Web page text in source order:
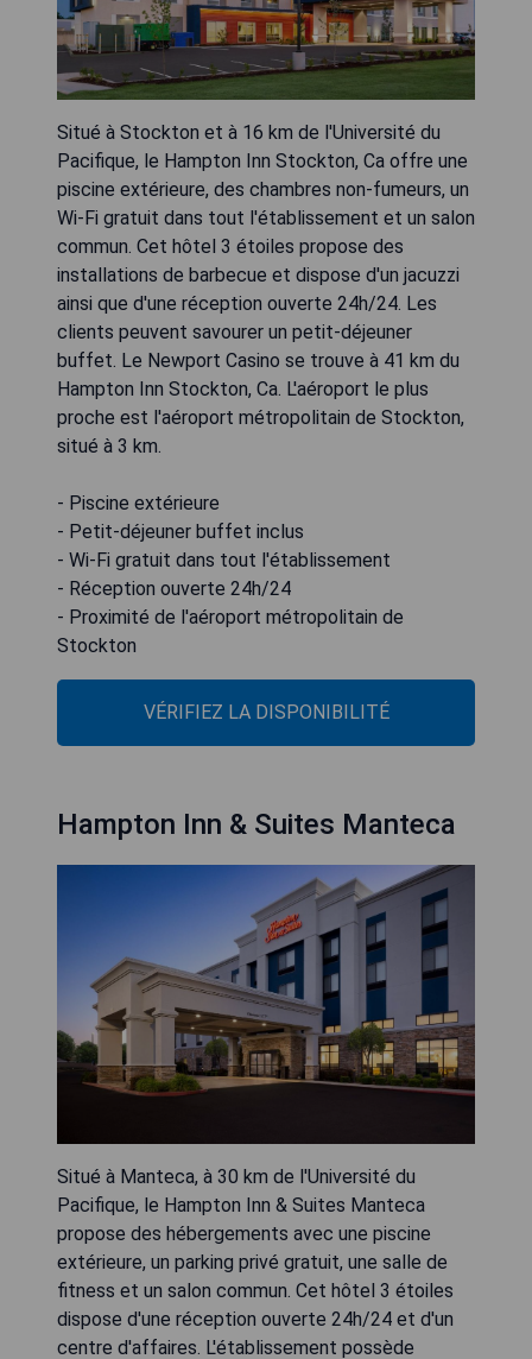
Situé à Stockton et à 16 km de l'Université du
Pacifique, le Hampton Inn Stockton, Ca offre une
piscine extérieure, des chambres non-fumeurs, un
Wi-Fi gratuit dans tout l'établissement et un salon
commun. Cet hôtel 3 étoiles propose des
installations de barbecue et dispose d'un jacuzzi
ainsi que d'une réception ouverte 24h/24. Les
clients peuvent savourer un petit-déjeuner
buffet. Le Newport Casino se trouve à 41 km du
Hampton Inn Stockton, Ca. L'aéroport le plus
proche est l'aéroport métropolitain de Stockton,
situé à 3 km.
- Piscine extérieure
- Petit-déjeuner buffet inclus
- Wi-Fi gratuit dans tout l'établissement
- Réception ouverte 24h/24
- Proximité de l'aéroport métropolitain de
Stockton
VÉRIFIEZ LA DISPONIBILITÉ
Hampton Inn & Suites Manteca
Situé à Manteca, à 30 km de l'Université du
Pacifique, le Hampton Inn & Suites Manteca
propose des hébergements avec une piscine
extérieure, un parking privé gratuit, une salle de
fitness et un salon commun. Cet hôtel 3 étoiles
dispose d'une réception ouverte 24h/24 et d'un
centre d'affaires. L'établissement possède